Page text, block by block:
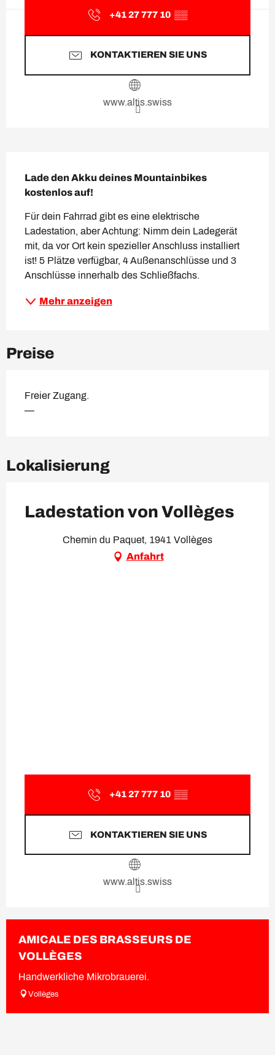
+41 27 777 10 ▒▒
KONTAKTIEREN SIE UNS
www.altis.swiss
Lade den Akku deines Mountainbikes
kostenlos auf!
Für dein Fahrrad gibt es eine elektrische
Ladestation, aber Achtung: Nimm dein Ladegerät
mit, da vor Ort kein spezieller Anschluss installiert
ist! 5 Plätze verfügbar, 4 Außenanschlüsse und 3
Anschlüsse innerhalb des Schließfachs.
Mehr anzeigen
Preise
Freier Zugang.
—
Lokalisierung
Ladestation von Vollèges
Chemin du Paquet, 1941 Vollèges
Anfahrt
+41 27 777 10 ▒▒
KONTAKTIEREN SIE UNS
www.altis.swiss
AMICALE DES BRASSEURS DE
VOLLÈGES
Handwerkliche Mikrobrauerei.
Vollèges